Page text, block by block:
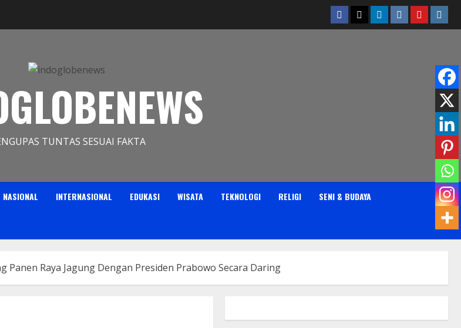
Facebook
TwitterLinkedin
VK Youtube
TUNTAS SESUAI FAKTA
NASIONAL INTERNASIONAL EDUKASI WISATA TEKNOLOGI RELIGI SENI & BUDAYA
Panen Raya Jagung Dengan Presiden Prabowo Secara Daring